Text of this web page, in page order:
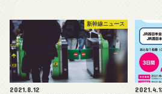
新幹線ニュース
2021.8.12